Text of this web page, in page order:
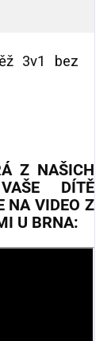
3v1 bez
Z NAŠICH
DÍTĚ
NA VIDEO Z
U BRNA: